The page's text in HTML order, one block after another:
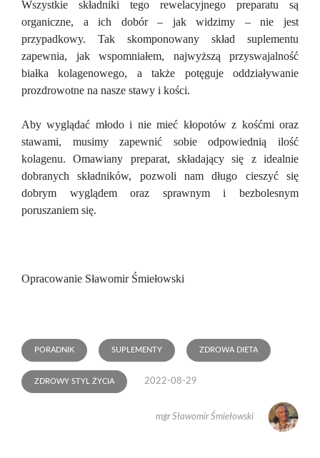
Wszystkie składniki tego rewelacyjnego preparatu są
organiczne, a ich dobór – jak widzimy – nie jest
przypadkowy. Tak skomponowany skład suplementu
zapewnia, jak wspomniałem, najwyższą przyswajalność
białka kolagenowego, a także potęguje oddziaływanie
prozdrowotne na nasze stawy i kości.
Aby wyglądać młodo i nie mieć kłopotów z kośćmi oraz
stawami, musimy zapewnić sobie odpowiednią ilość
kolagenu. Omawiany preparat, składający się z idealnie
dobranych składników, pozwoli nam długo cieszyć się
dobrym wyglądem oraz sprawnym i bezbolesnym
poruszaniem się.
Opracowanie Sławomir Śmiełowski
PORADNIK SUPLEMENTY ZDROWA DIETA
ZDROWY STYL ŻYCIA 2022-08-29
mgr Sławomir Śmiełowski